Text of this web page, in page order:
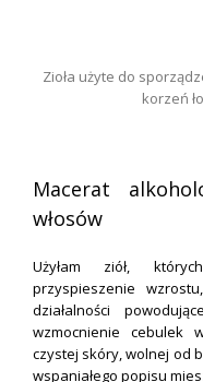
Zioła użyte do
korzeń
Macerat
włosów
Użyłam ziół,
przyspieszenie
działalności
wzmocnienie cebulek
czystej skóry, wolnej od
wspaniałego popisu